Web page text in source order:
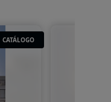
CATÁLOGO